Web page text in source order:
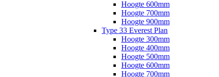
Hoogte 600mm
Hoogte 700mm
Hoogte 900mm
Type 33 Everest Plan
Hoogte 300mm
Hoogte 400mm
Hoogte 500mm
Hoogte 600mm
Hoogte 700mm